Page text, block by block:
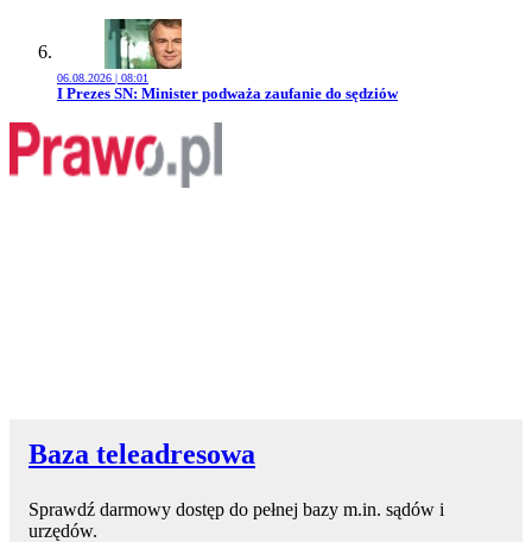
06.08.2026 | 08:01
Przejdź do artykułu:
I Prezes SN: Minister podważa zaufanie do sędziów
Baza teleadresowa
Sprawdź darmowy dostęp do pełnej bazy m.in. sądów i
urzędów.